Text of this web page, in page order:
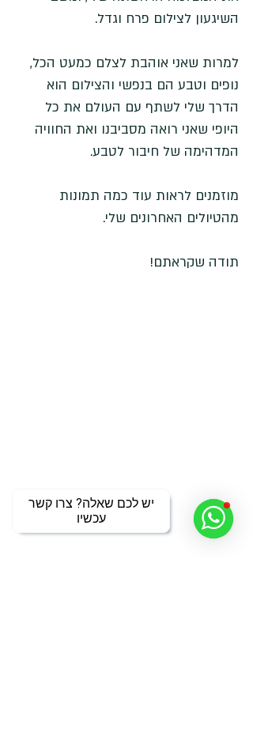
יש לכם שאלה? צרו קשר
עכשיו
השיגעון לצילום פרח וגדל.
למרות שאני אוהבת לצלם כמעט הכל,
נופים וטבע הם בנפשי והצילום הוא
הדרך שלי לשתף עם העולם את כל
היופי שאני רואה מסביבנו ואת החוויה
המדהימה של חיבור לטבע.
מוזמנים לראות עוד כמה תמונות
מהטיולים האחרונים שלי.
תודה שקראתם!